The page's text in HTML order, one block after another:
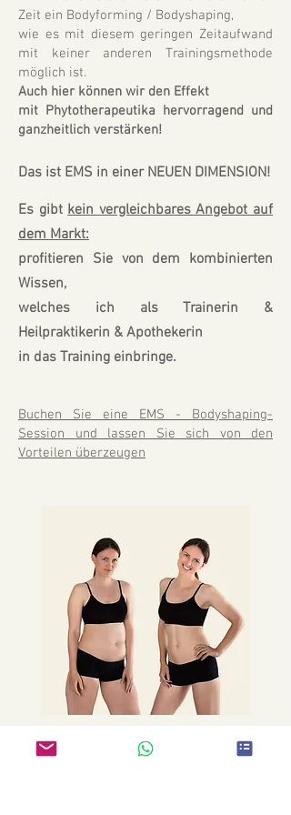
Zeit ein Bodyforming / Bodyshaping,
wie es mit diesem geringen Zeitaufwand
mit keiner anderen Trainingsmethode
möglich ist.
Auch hier können wir den Effekt
mit Phytotherapeutika hervorragend und
ganzheitlich verstärken!
Das ist EMS in einer NEUEN DIMENSION!
Es gibtkein vergleichbares Angebot auf
demMarkt:
profitieren Sie von dem kombinierten
Wissen,
welches ich als Trainerin &
Heilpraktikerin & Apothekerin
in das Training einbringe.
Buchen Sie eine EMS - Bodyshaping-
Session und lassen Sie sich von den
Vorteilen überzeugen